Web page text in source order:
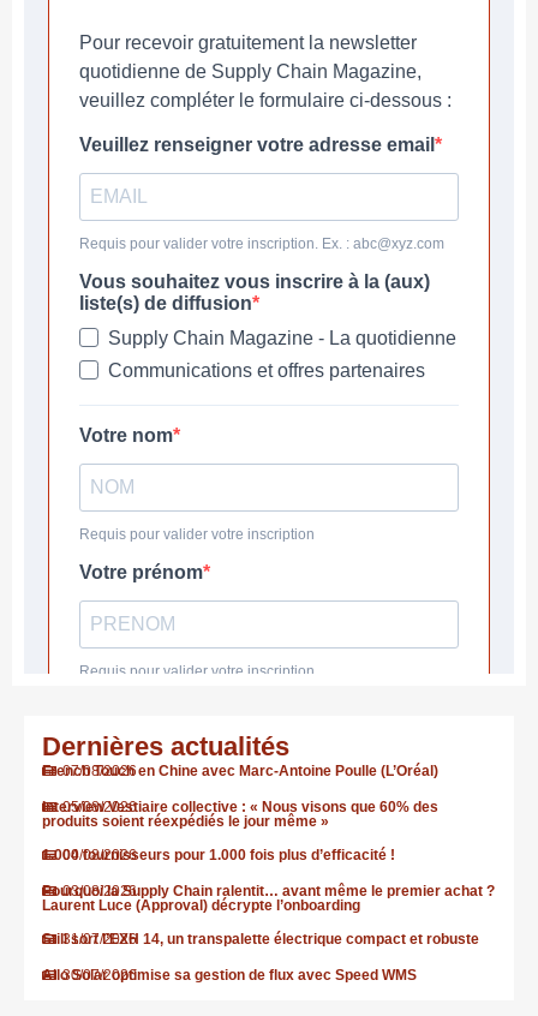
Dernières actualités
07/08/2026
French Touch en Chine avec Marc-Antoine Poulle (L’Oréal)
05/08/2026
Interview Vestiaire collective : « Nous visons que 60% des
produits soient réexpédiés le jour même »
04/08/2026
1.000 fournisseurs pour 1.000 fois plus d’efficacité !
03/08/2026
Pourquoi la Supply Chain ralentit… avant même le premier achat ?
Laurent Luce (Approval) décrypte l’onboarding
31/07/2026
Still sort l’EXH 14, un transpalette électrique compact et robuste
30/07/2026
Allo Solar optimise sa gestion de flux avec Speed WMS